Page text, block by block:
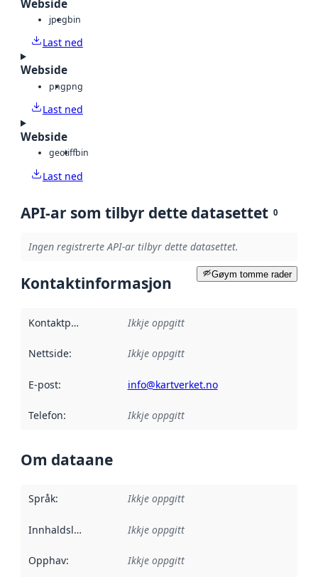
Webside
jpegbin
Last ned
Webside
pngpng
Last ned
Webside
geotiffbin
Last ned
API-ar som tilbyr dette datasettet 0
Ingen registrerte API-ar tilbyr dette datasettet.
Gøym tomme rader
Kontaktinformasjon
Kontaktpunkt Ikkje oppgitt
Nettside: Ikkje oppgitt
E-post: info@kartverket.no
Telefon: Ikkje oppgitt
Om dataane
Språk: Ikkje oppgitt
Innhaldsleverandørar :
Ikkje oppgitt
Opphav: Ikkje oppgitt